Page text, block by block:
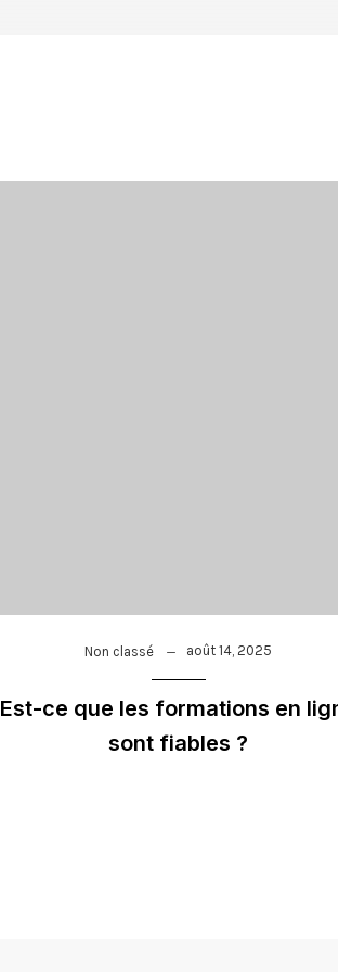
Non classé août 14, 2025
Est-ce que les formations en
sont fiables ?